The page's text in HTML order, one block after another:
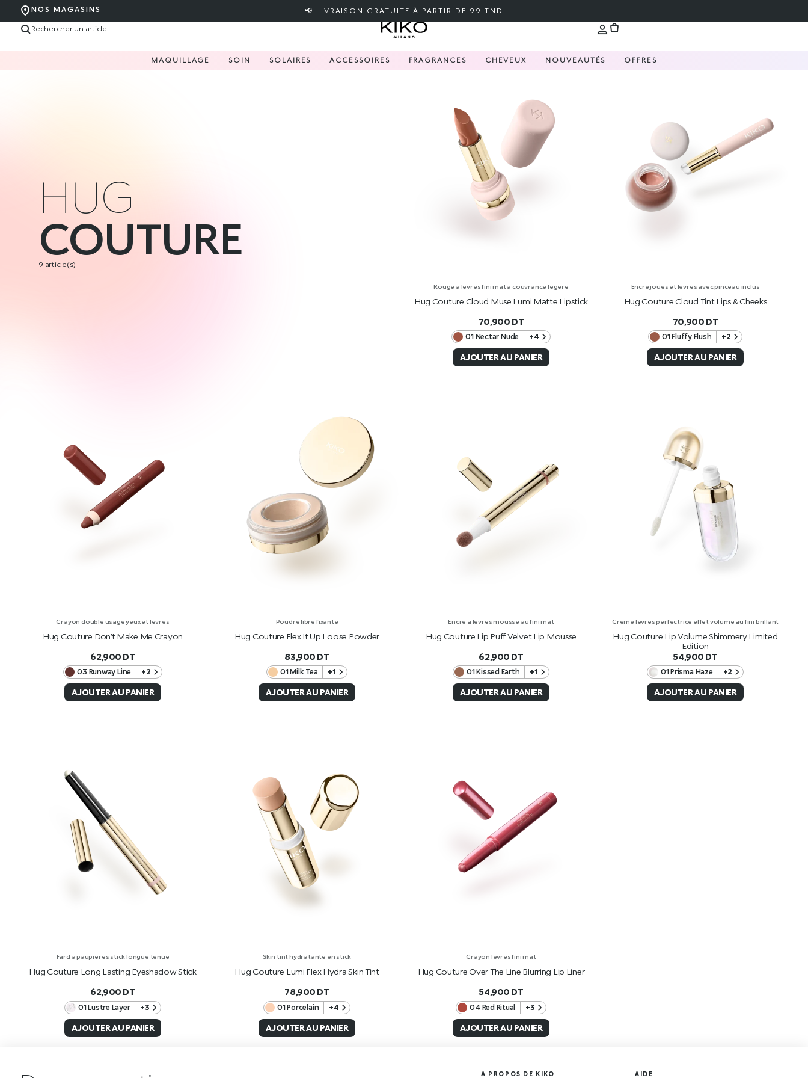
NOS MAGASINS 📢 LIVRAISON GRATUITE À PARTIR DE 99 TND
MAQUILLAGE SOIN SOLAIRES ACCESSOIRES FRAGRANCES CHEVEUX NOUVEAUTÉS OFFRES
HUG
COUTURE
9 article(s)
Rouge à lèvres fini mat à couvrance légère
Hug Couture Cloud Muse Lumi Matte Lipstick
70,900 DT
01 Nectar Nude +4
AJOUTER AU PANIER
Encre joues et lèvres avec pinceau inclus
Hug Couture Cloud Tint Lips & Cheeks
70,900 DT
01 Fluffy Flush +2
AJOUTER AU PANIER
Crayon double usage yeux et lèvres
Hug Couture Don’t Make Me Crayon
62,900 DT
03 Runway Line +2
AJOUTER AU PANIER
Poudre libre fixante
Hug Couture Flex It Up Loose Powder
83,900 DT
01 Milk Tea +1
AJOUTER AU PANIER
Encre à lèvres mousse au fini mat
Hug Couture Lip Puff Velvet Lip Mousse
62,900 DT
01 Kissed Earth +1
AJOUTER AU PANIER
Crème lèvres perfectrice effet volume au fini brillant
Hug Couture Lip Volume Shimmery Limited
Edition
54,900 DT
01 Prisma Haze +2
AJOUTER AU PANIER
Fard à paupières stick longue tenue
Hug Couture Long Lasting Eyeshadow Stick
62,900 DT
01 Lustre Layer +3
AJOUTER AU PANIER
Skin tint hydratante en stick
Hug Couture Lumi Flex Hydra Skin Tint
78,900 DT
01 Porcelain +4
AJOUTER AU PANIER
Crayon lèvres fini mat
Hug Couture Over The Line Blurring Lip Liner
54,900 DT
04 Red Ritual +3
AJOUTER AU PANIER
A PROPOS DE KIKO AIDE